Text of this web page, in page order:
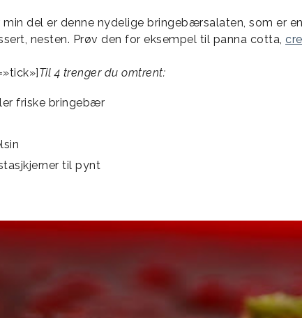
del er denne nydelige bringebærsalaten, som er
nesten. Prøv den for eksempel til panna cotta,
Til 4 trenger du omtrent:
friske bringebær
til pynt